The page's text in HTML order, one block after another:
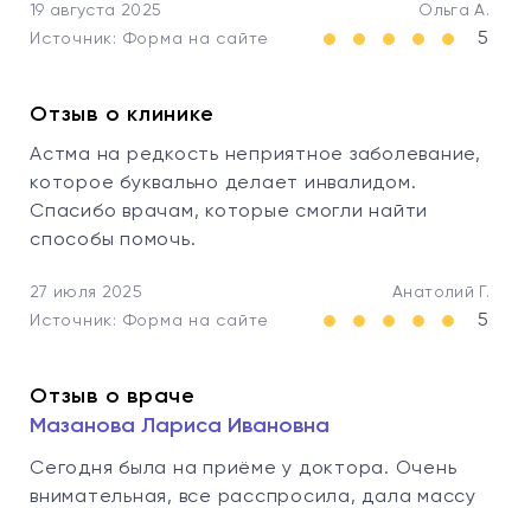
19 августа 2025
Ольга А.
Источник: Форма на сайте
5
Отзыв о клинике
Астма на редкость неприятное заболевание,
которое буквально делает инвалидом.
Спасибо врачам, которые смогли найти
способы помочь.
27 июля 2025
Анатолий Г.
Источник: Форма на сайте
5
Отзыв о враче
Мазанова Лариса Ивановна
Сегодня была на приёме у доктора. Очень
внимательная, все расспросила, дала массу